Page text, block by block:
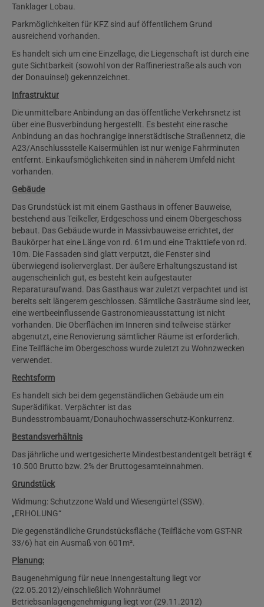
Tanklager Lobau.
Parkmöglichkeiten für KFZ sind auf öffentlichem Grund
ausreichend vorhanden.
Es handelt sich um eine Einzellage, die Liegenschaft ist durch eine
gute Sichtbarkeit (sowohl von der Raffineriestraße als auch von
der Donauinsel) gekennzeichnet.
Infrastruktur
Die unmittelbare Anbindung an das öffentliche Verkehrsnetz ist
über eine Busverbindung hergestellt. Es besteht eine rasche
Anbindung an das hochrangige innerstädtische Straßennetz, die
A23/Anschlussstelle Kaisermühlen ist nur wenige Fahrminuten
entfernt. Einkaufsmöglichkeiten sind in näherem Umfeld nicht
vorhanden.
Gebäude
Das Grundstück ist mit einem Gasthaus in offener Bauweise,
bestehend aus Teilkeller, Erdgeschoss und einem Obergeschoss
bebaut. Das Gebäude wurde in Massivbauweise errichtet, der
Baukörper hat eine Länge von rd. 61m und eine Trakttiefe von rd.
10m. Die Fassaden sind glatt verputzt, die Fenster sind
überwiegend isolierverglast. Der äußere Erhaltungszustand ist
augenscheinlich gut, es besteht kein aufgestauter
Reparaturaufwand. Das Gasthaus war zuletzt verpachtet und ist
bereits seit längerem geschlossen. Sämtliche Gasträume sind leer,
eine wertbeeinflussende Gastronomieausstattung ist nicht
vorhanden. Die Oberflächen im Inneren sind teilweise stärker
abgenutzt, eine Renovierung sämtlicher Räume ist erforderlich.
Eine Teilfläche im Obergeschoss wurde zuletzt zu Wohnzwecken
verwendet.
Rechtsform
Es handelt sich bei dem gegenständlichen Gebäude um ein
Superädifikat. Verpächter ist das
Bundesstrombauamt/Donauhochwasserschutz-Konkurrenz.
Bestandsverhältnis
Das jährliche und wertgesicherte Mindestbestandentgelt beträgt €
10.500 Brutto bzw. 2% der Bruttogesamteinnahmen.
Grundstück
Widmung: Schutzzone Wald und Wiesengürtel (SSW).
„ERHOLUNG“
Die gegenständliche Grundstücksfläche (Teilfläche vom GST-NR
33/6) hat ein Ausmaß von 601m².
Planung:
Baugenehmigung für neue Innengestaltung liegt vor
(22.05.2012)/einschließlich Wohnräume!
Betriebsanlagengenehmigung liegt vor (29.11.2012)